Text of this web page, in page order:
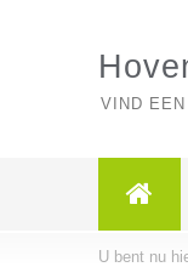
VIND
U bent nu